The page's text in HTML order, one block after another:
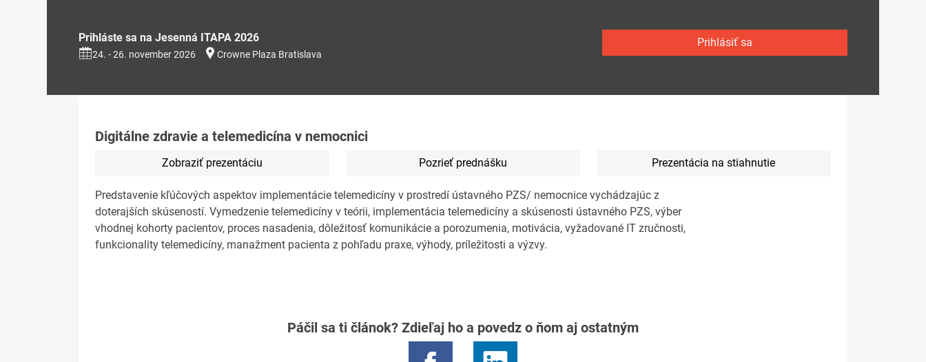
Prihláste sa na Jesenná ITAPA 2026
24. - 26. november 2026 Crowne Plaza Bratislava
Prihlásiť sa
Digitálne zdravie a telemedicína v nemocnici
Zobraziť prezentáciu Pozrieť prednášku Prezentácia na stiahnutie
Predstavenie kľúčových aspektov implementácie telemedicíny v prostredí ústavného PZS/ nemocnice vychádzajúc z
doterajších skúseností. Vymedzenie telemedicíny v teórii, implementácia telemedicíny a skúsenosti ústavného PZS, výber
vhodnej kohorty pacientov, proces nasadenia, dôležitosť komunikácie a porozumenia, motivácia, vyžadované IT zručnosti,
funkcionality telemedicíny, manažment pacienta z pohľadu praxe, výhody, príležitosti a výzvy.
Páčil sa ti článok? Zdieľaj ho a povedz o ňom aj ostatným